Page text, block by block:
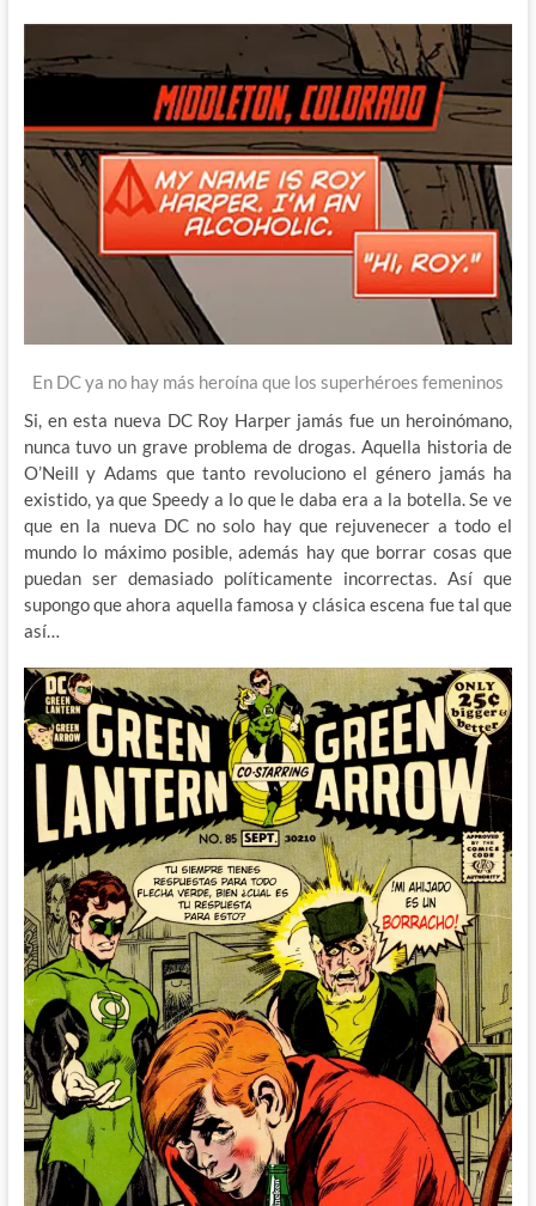
En DC ya no hay más heroína que los superhéroes femeninos
Si, en esta nueva DC Roy Harper jamás fue un heroinómano,
nunca tuvo un grave problema de drogas. Aquella historia de
O’Neill y Adams que tanto revoluciono el género jamás ha
existido, ya que Speedy a lo que le daba era a la botella. Se ve
que en la nueva DC no solo hay que rejuvenecer a todo el
mundo lo máximo posible, además hay que borrar cosas que
puedan ser demasiado políticamente incorrectas. Así que
supongo que ahora aquella famosa y clásica escena fue tal que
así…